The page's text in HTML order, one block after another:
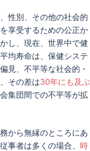
性別、その他の社会的
享受するための公正か
し、現在、世界中で健
均寿命は、保健システ
見、不平等な社会的・
その差は30年にも及ぶ
集団間での不平等が拡
から無縁のところにあ
事者は多くの場合、 時